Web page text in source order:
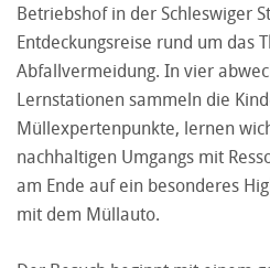
Betriebshof in der Schleswiger
Entdeckungsreise rund um das
Abfallvermeidung. In vier
Lernstationen sammeln die
Müllexpertenpunkte, lernen
nachhaltigen Umgangs mit
am Ende auf ein besonderes
mit dem Müllauto.